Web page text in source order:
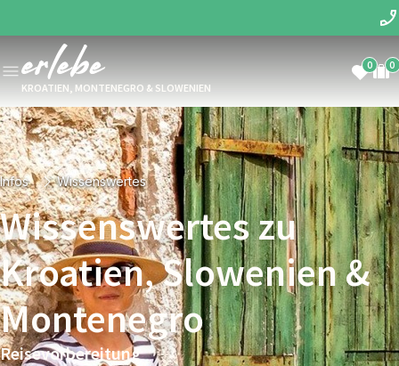
KROATIEN, MONTENEGRO & SLOWENIEN
0 0
Infos Wissenswertes
Wissenswertes zu
Kroatien, Slowenien &
Montenegro
Reisevorbereitung